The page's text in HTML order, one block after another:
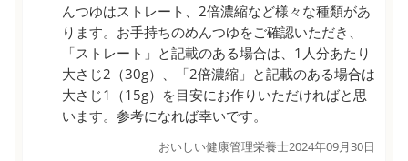
んつゆはストレート、2倍濃縮など様々な種類があ
ります。お手持ちのめんつゆをご確認いただき、
「ストレート」と記載のある場合は、1人分あたり
大さじ2（30g）、「2倍濃縮」と記載のある場合は
大さじ1（15g）を目安にお作りいただければと思
います。参考になれば幸いです。
おいしい健康管理栄養士2024年09月30日